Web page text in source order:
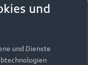
und
und Dienste